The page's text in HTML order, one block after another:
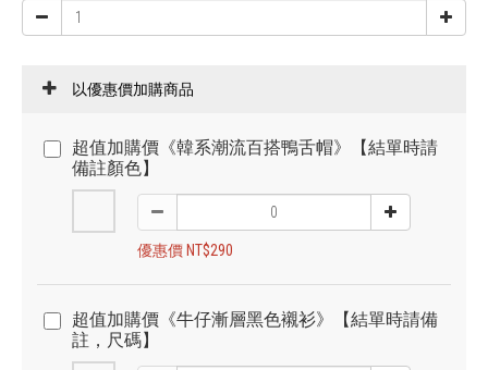
以優惠價加購商品
超值加購價《韓系潮流百搭鴨舌帽》【結單時請
備註顏色】
優惠價 NT$290
超值加購價《牛仔漸層黑色襯衫》【結單時請備
註，尺碼】